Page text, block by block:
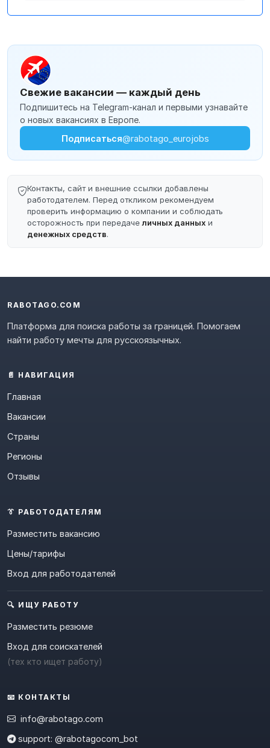
Свежие вакансии — каждый день
Подпишитесь на Telegram-канал и первыми узнавайте
о новых вакансиях в Европе.
Подписаться@rabotago_eurojobs
Контакты, сайт и внешние ссылки добавлены
работодателем. Перед откликом рекомендуем
проверить информацию о компании и соблюдать
осторожность при передачеличных данных и
денежных средств.
RABOTAGO.COM
Платформа для поиска работы за границей. Помогаем
найти работу мечты для русскоязычных.
📄 НАВИГАЦИЯ
Главная
Вакансии
Страны
Регионы
Отзывы
👔 РАБОТОДАТЕЛЯМ
Разместить вакансию
Цены/тарифы
Вход для работодателей
🔍 ИЩУ РАБОТУ
Разместить резюме
Вход для соискателей
(тех кто ищет работу)
📧 КОНТАКТЫ
info@rabotago.com
support: @rabotagocom_bot